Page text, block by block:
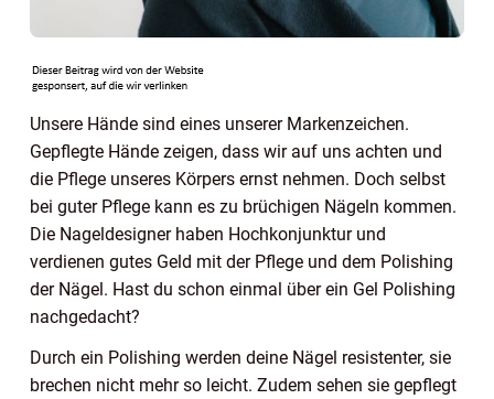
Unsere Hände sind eines unserer Markenzeichen.
Gepflegte Hände zeigen, dass wir auf uns achten und
die Pflege unseres Körpers ernst nehmen. Doch selbst
bei guter Pflege kann es zu brüchigen Nägeln kommen.
Die Nageldesigner haben Hochkonjunktur und
verdienen gutes Geld mit der Pflege und dem Polishing
der Nägel. Hast du schon einmal über ein Gel Polishing
nachgedacht?
Durch ein Polishing werden deine Nägel resistenter, sie
brechen nicht mehr so leicht. Zudem sehen sie gepflegt